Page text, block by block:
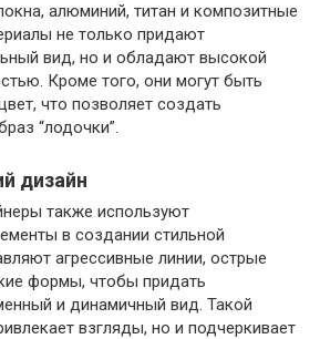
алюминий, титан и композитные
не только придают
вид, но и обладают высокой
Кроме того, они могут быть
что позволяет создать
“лодочки”.
дизайн
также используют
в создании стильной
агрессивные линии, острые
формы, чтобы придать
и динамичный вид. Такой
взгляды, но и подчеркивает